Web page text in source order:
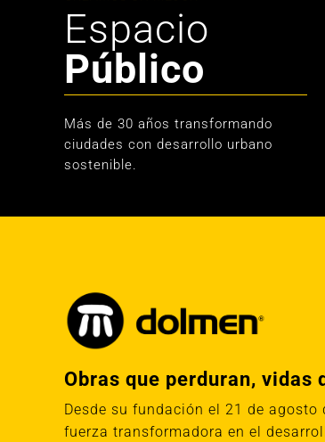
Espacio
Público
Más de 30 años transformando
ciudades con desarrollo urbano
sostenible.
Obras que perduran, vidas
Desde su fundación el 21 de agosto
fuerza transformadora en el